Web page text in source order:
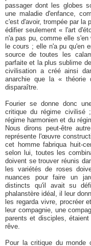
passager dont les globes
une maladie d'enfance,
c'est d'avoir, trompée par la
édifier seulement « l'art
n'a pas pu, comme elle
le cours ; elle n'a pu qu'en
source de toutes les
parfaite et la plus sublime
civilisation a créé ainsi
anarchie que la « théorie
disparaître.
Fourier se donne donc
critique du régime civilisé
régime harmonien et du
Nous dirons peut-être
représente l'œuvre
cet homme fabriqua huit-
selon lui, toutes les
doivent se trouver réunis
les variétés de roses
nuances pour faire un
distincts qu'il avait su
phalanstère idéal, il leur
les regarda vivre, procréer
leur compagnie, une
parents et disciples,
rêve.
Pour la critique du monde